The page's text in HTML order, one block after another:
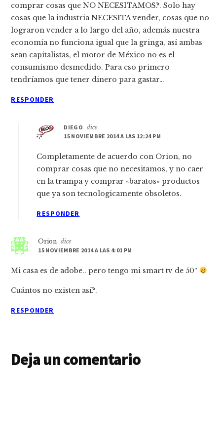
comprar cosas que NO NECESITAMOS?. Solo hay
cosas que la industria NECESITA vender, cosas que no
lograron vender a lo largo del año, además nuestra
economía no funciona igual que la gringa, así ambas
sean capitalistas, el motor de México no es el
consumismo desmedido. Para eso primero
tendríamos que tener dinero para gastar…
RESPONDER
DIEGO
dice
15 NOVIEMBRE 2014 A LAS 12:24 PM
Completamente de acuerdo con Orion, no
comprar cosas que no necesitamos, y no caer
en la trampa y comprar «baratos» productos
que ya son tecnologicamente obsoletos.
RESPONDER
Orion dice
15 NOVIEMBRE 2014 A LAS 4:01 PM
Mi casa es de adobe.. pero tengo mi smart tv de 50″
Cuántos no existen así?.
RESPONDER
Deja un comentario